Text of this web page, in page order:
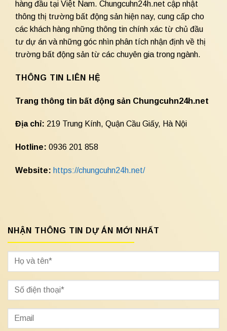
hàng đầu tại Việt Nam. Chungcuhn24h.net cập nhật
thông thị trường bất động sản hiện nay, cung cấp cho
các khách hàng những thông tin chính xác từ chủ đầu
tư dự án và những góc nhìn phân tích nhận định về thị
trường bất động sản từ các chuyên gia trong ngành.
THÔNG TIN LIÊN HỆ
Trang thông tin bất động sản Chungcuhn24h.net
Địa chỉ: 219 Trung Kính, Quận Cầu Giấy, Hà Nội
Hotline: 0936 201 858
Website: https://chungcuhn24h.net/
NHẬN THÔNG TIN DỰ ÁN MỚI NHẤT